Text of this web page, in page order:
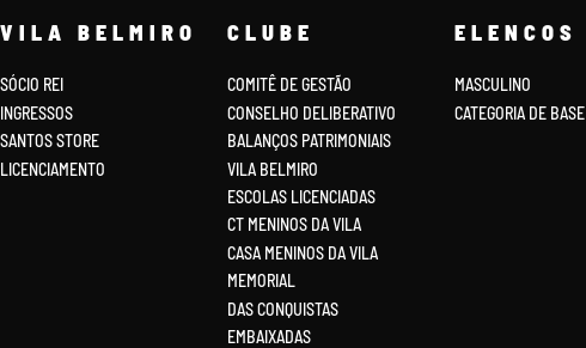
VILA BELMIRO
SÓCIO REI
INGRESSOS
SANTOS STORE
LICENCIAMENTO
CLUBE
COMITÊ DE GESTÃO
CONSELHO DELIBERATIVO
BALANÇOS PATRIMONIAIS
VILA BELMIRO
ESCOLAS LICENCIADAS
CT MENINOS DA VILA
CASA MENINOS DA VILA
MEMORIAL
DAS CONQUISTAS
EMBAIXADAS
ELENCOS
MASCULINO
CATEGORIA DE BASE